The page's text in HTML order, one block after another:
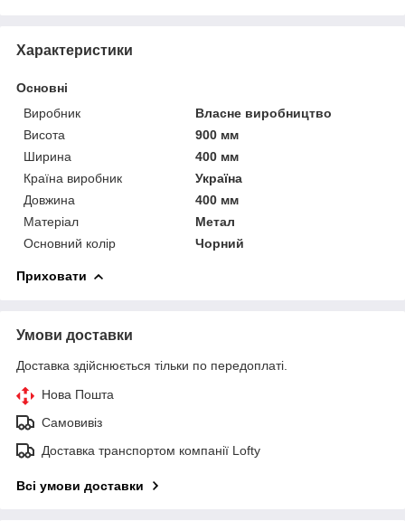
Характеристики
Основні
Виробник
Власне виробництво
Висота
900 мм
Ширина
400 мм
Країна виробник
Україна
Довжина
400 мм
Матеріал
Метал
Основний колір
Чорний
Приховати
Умови доставки
Доставка здійснюється тільки по передоплаті.
Нова Пошта
Самовивіз
Доставка транспортом компанії Lofty
Всі умови доставки